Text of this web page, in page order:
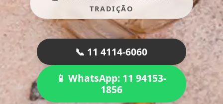
TRADIÇÃO
📞 11 4114-6060
📱 WhatsApp: 11 94153-
1856